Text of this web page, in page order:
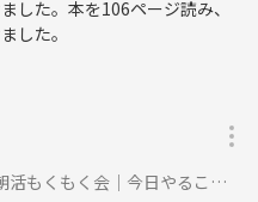
した。本を106ページ読み、
した。
今日やることを宣言して集中する90分に参加